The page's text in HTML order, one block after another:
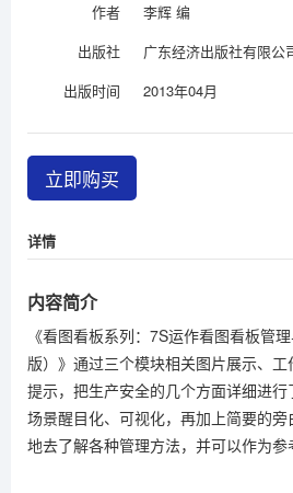
作者
李辉 编
出版社
广东经济出版社有限公
出版时间
2013年04月
立即购买
详情
内容简介
《看图看板系列：7S运作看图看板管
版）》通过三个模块相关图片展示、
提示，把生产安全的几个方面详细进
场景醒目化、可视化，再加上简要的
地去了解各种管理方法，并可以作为参